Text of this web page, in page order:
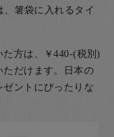
箸袋に入れるタイ
方は、￥440-(税別)
ただけます。日本の
ントにぴったりな